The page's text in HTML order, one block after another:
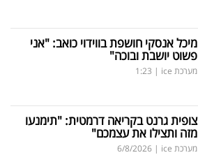
מיכל אנסקי חושפת בווידוי כואב: "אני
פשוט יושבת ובוכה"
מערכת ice |
1:23
צופית גרנט בקריאה דרמטית: "תימנעו
מזה ותצילו את עצמכם"
מערכת ice |
6/8/2026